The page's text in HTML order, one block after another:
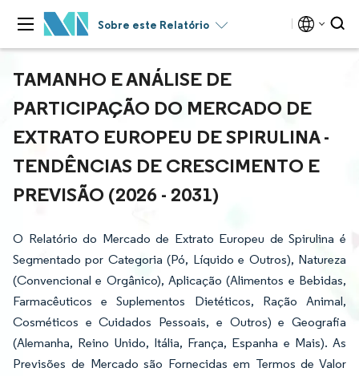
Sobre este Relatório
TAMANHO E ANÁLISE DE
PARTICIPAÇÃO DO MERCADO DE
EXTRATO EUROPEU DE SPIRULINA -
TENDÊNCIAS DE CRESCIMENTO E
PREVISÃO (2026 - 2031)
O Relatório do Mercado de Extrato Europeu de Spirulina é
Segmentado por Categoria (Pó, Líquido e Outros), Natureza
(Convencional e Orgânico), Aplicação (Alimentos e Bebidas,
Farmacêuticos e Suplementos Dietéticos, Ração Animal,
Cosméticos e Cuidados Pessoais, e Outros) e Geografia
(Alemanha, Reino Unido, Itália, França, Espanha e Mais). As
Previsões de Mercado são Fornecidas em Termos de Valor